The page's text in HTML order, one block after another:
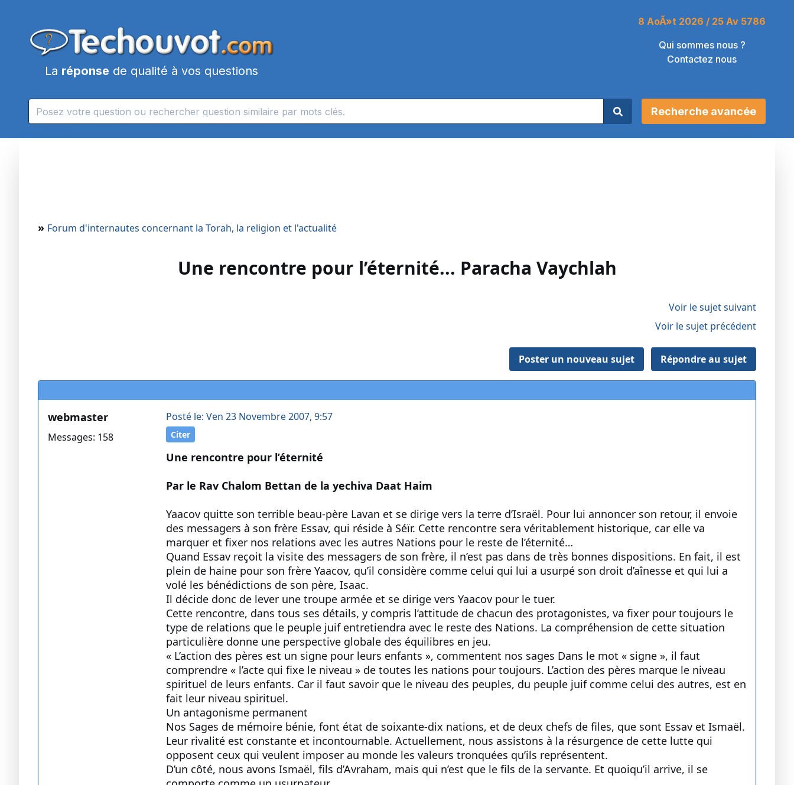
La réponse de qualité à vos questions
8 AoÃ»t 2026 / 25 Av 5786
Qui sommes nous ?
Contactez nous
Recherche avancée
» Forum d'internautes concernant la Torah, la religion et l'actualité
Une rencontre pour l’éternité... Paracha Vaychlah
Voir le sujet suivant
Voir le sujet précédent
Poster un nouveau sujet Répondre au sujet
webmaster
Messages: 158
Posté le: Ven 23 Novembre 2007, 9:57
Citer
Une rencontre pour l’éternité
Par le Rav Chalom Bettan de la yechiva Daat Haim
Yaacov quitte son terrible beau-père Lavan et se dirige vers la terre d’Israël. Pour lui annoncer son retour, il envoie
des messagers à son frère Essav, qui réside à Séïr. Cette rencontre sera véritablement historique, car elle va
marquer et fixer nos relations avec les autres Nations pour le reste de l’éternité…
Quand Essav reçoit la visite des messagers de son frère, il n’est pas dans de très bonnes dispositions. En fait, il est
plein de haine pour son frère Yaacov, qu’il considère comme celui qui lui a usurpé son droit d’aînesse et qui lui a
volé les bénédictions de son père, Isaac.
Il décide donc de lever une troupe armée et se dirige vers Yaacov pour le tuer.
Cette rencontre, dans tous ses détails, y compris l’attitude de chacun des protagonistes, va fixer pour toujours le
type de relations que le peuple juif entretiendra avec le reste des Nations. La compréhension de cette situation
particulière donne une perspective globale des équilibres en jeu.
« L’action des pères est un signe pour leurs enfants », commentent nos sages Dans le mot « signe », il faut
comprendre « l’acte qui fixe le niveau » de toutes les nations pour toujours. L’action des pères marque le niveau
spirituel de leurs enfants. Car il faut savoir que le niveau des peuples, du peuple juif comme celui des autres, est en
fait leur niveau spirituel.
Un antagonisme permanent
Nos Sages de mémoire bénie, font état de soixante-dix nations, et de deux chefs de files, que sont Essav et Ismaël.
Leur rivalité est constante et incontournable. Actuellement, nous assistons à la résurgence de cette lutte qui
opposent ceux qui veulent imposer au monde les valeurs tronquées qu’ils représentent.
D’un côté, nous avons Ismaël, fils d’Avraham, mais qui n’est que le fils de la servante. Et quoiqu’il arrive, il se